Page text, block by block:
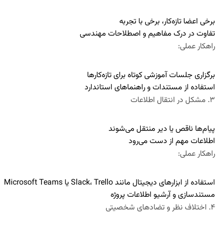
برخی اعضا تازه‌کار، برخی با تجربه
تفاوت در درک مفاهیم و اصطلاحات مهندسی
راهکار عملی:
برگزاری جلسات آموزشی کوتاه برای تازه‌کارها
استفاده از مستندات و راهنماهای استاندارد
۳. مشکل در انتقال اطلاعات
پیام‌ها ناقص یا دیر منتقل می‌شوند
اطلاعات مهم از دست می‌رود
راهکار عملی:
استفاده از ابزارهای دیجیتال مانند Slack، Trello یا Microsoft Teams
مستندسازی و آرشیو اطلاعات پروژه
۴. اختلاف نظر و تضادهای شخصیتی